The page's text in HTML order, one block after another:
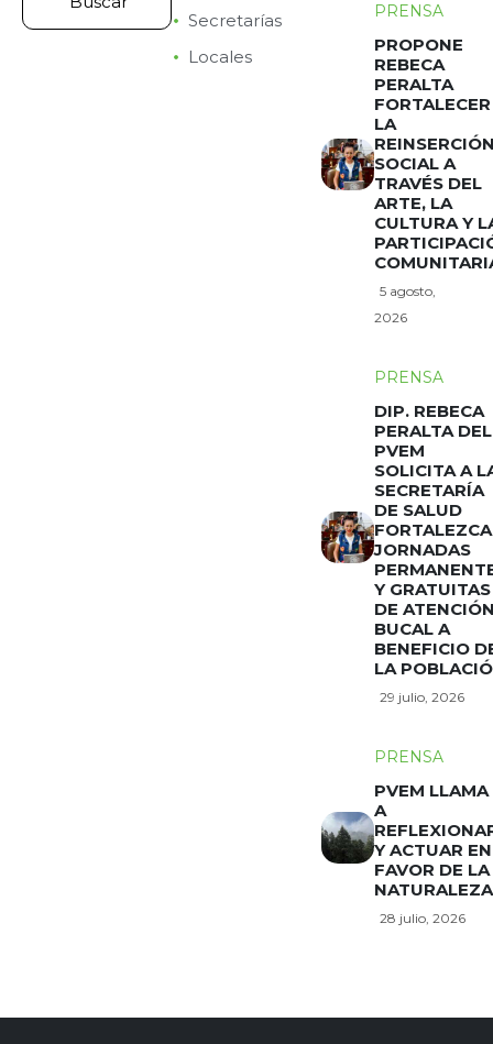
Secretarías
Locales
PRENSA
PROPONE
REBECA
PERALTA
FORTALECER
LA
SOCIAL A
TRAVÉS DEL
ARTE, LA
CULTURA Y
5 agosto,
2026
PRENSA
DIP. REBECA
PERALTA DEL
PVEM
SOLICITA A
SECRETARÍA
DE SALUD
FORTALEZCA
JORNADAS
Y GRATUITAS
DE
BUCAL A
BENEFICIO
LA
29 julio, 2026
PRENSA
PVEM LLAMA
A
Y ACTUAR EN
FAVOR DE LA
NATURALEZA
28 julio, 2026